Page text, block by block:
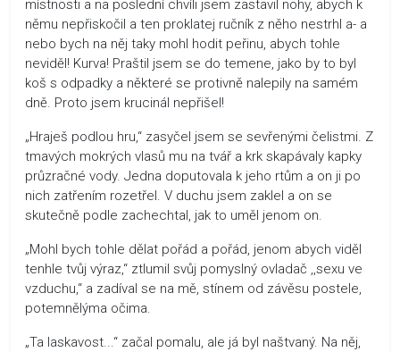
místnosti a na poslední chvíli jsem zastavil nohy, abych k
němu nepřiskočil a ten proklatej ručník z něho nestrhl a- a
nebo bych na něj taky mohl hodit peřinu, abych tohle
neviděl! Kurva! Praštil jsem se do temene, jako by to byl
koš s odpadky a některé se protivně nalepily na samém
dně. Proto jsem krucinál nepřišel!
„Hraješ podlou hru,“ zasyčel jsem se sevřenými čelistmi. Z
tmavých mokrých vlasů mu na tvář a krk skapávaly kapky
průzračné vody. Jedna doputovala k jeho rtům a on ji po
nich zatřením rozetřel. V duchu jsem zaklel a on se
skutečně podle zachechtal, jak to uměl jenom on.
„Mohl bych tohle dělat pořád a pořád, jenom abych viděl
tenhle tvůj výraz,“ ztlumil svůj pomyslný ovladač ,,sexu ve
vzduchu,“ a zadíval se na mě, stínem od závěsu postele,
potemnělýma očima.
„Ta laskavost...“ začal pomalu, ale já byl naštvaný. Na něj,